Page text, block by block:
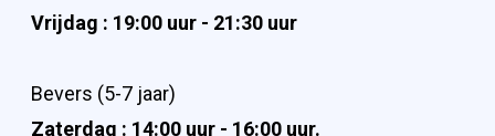
Vrijdag : 19:00 uur - 21:30 uur
Bevers (5-7 jaar)
Zaterdag : 14:00 uur - 16:00 uur.